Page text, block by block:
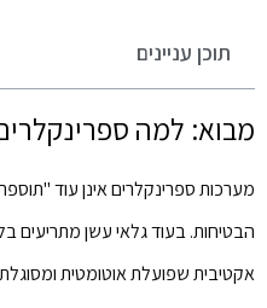
תוכן עניינים
מבוא: למה
מערכות ספרינקלרים אינן עוד
הבטיחות. בעוד גלאי עשן
אקטיבית שפועלת אוטומטית